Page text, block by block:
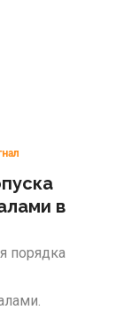
в
порядка